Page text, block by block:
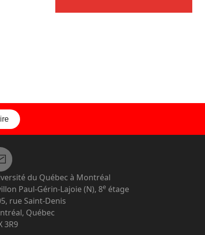
du Québec à Montréal
Paul-Gérin-Lajoie (N), 8e étage
rue Saint-Denis
Québec
3R9